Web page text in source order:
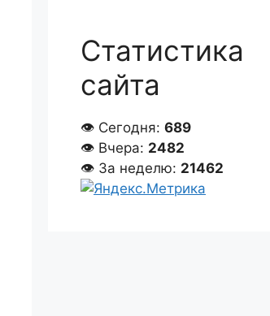
Статистика
сайта
👁 Сегодня: 689
👁 Вчера: 2482
👁 За неделю: 21462